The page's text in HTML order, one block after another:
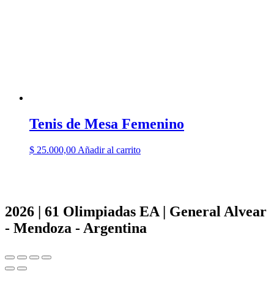
Tenis de Mesa Femenino
$ 25.000,00 Añadir al carrito
2026 | 61 Olimpiadas EA | General Alvear
- Mendoza - Argentina